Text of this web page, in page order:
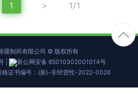
1 > 1/1
疆制药有限公司 © 版权所有
新公网安备 65010302001014号
格证书编号：(新)-非经营性-2022-0026